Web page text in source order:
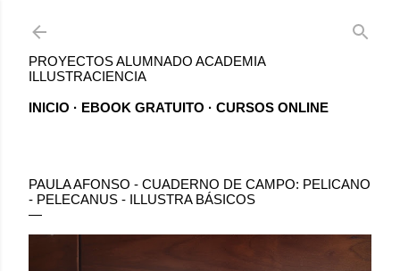
PROYECTOS ALUMNADO ACADEMIA
ILLUSTRACIENCIA
INICIO EBOOK GRATUITO CURSOS ONLINE
PAULA AFONSO - CUADERNO DE CAMPO: PELICANO
- PELECANUS - ILLUSTRA BÁSICOS